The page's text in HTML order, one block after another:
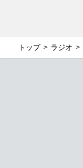
トップ ラジオ